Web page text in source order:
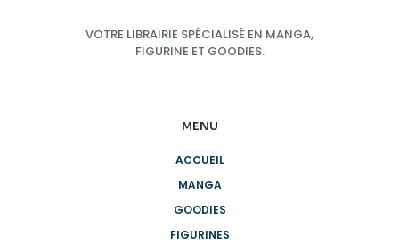
VOTRE LIBRAIRIE SPÉCIALISÉ EN MANGA,
FIGURINE ET GOODIES.
MENU
ACCUEIL
MANGA
GOODIES
FIGURINES